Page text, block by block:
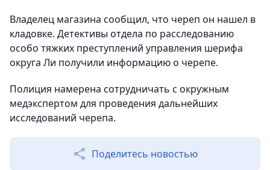
Владелец магазина сообщил, что череп он нашел в
кладовке. Детективы отдела по расследованию
особо тяжких преступлений управления шерифа
округа Ли получили информацию о черепе.
Полиция намерена сотрудничать с окружным
медэкспертом для проведения дальнейших
исследований черепа.
Поделитесь новостью